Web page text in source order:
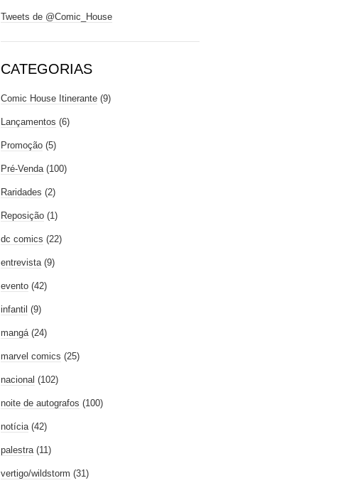
Tweets de @Comic_House
CATEGORIAS
Comic House Itinerante (9)
Lançamentos (6)
Promoção (5)
Pré-Venda (100)
Raridades (2)
Reposição (1)
dc comics (22)
entrevista (9)
evento (42)
infantil (9)
mangá (24)
marvel comics (25)
nacional (102)
noite de autografos (100)
notícia (42)
palestra (11)
vertigo/wildstorm (31)